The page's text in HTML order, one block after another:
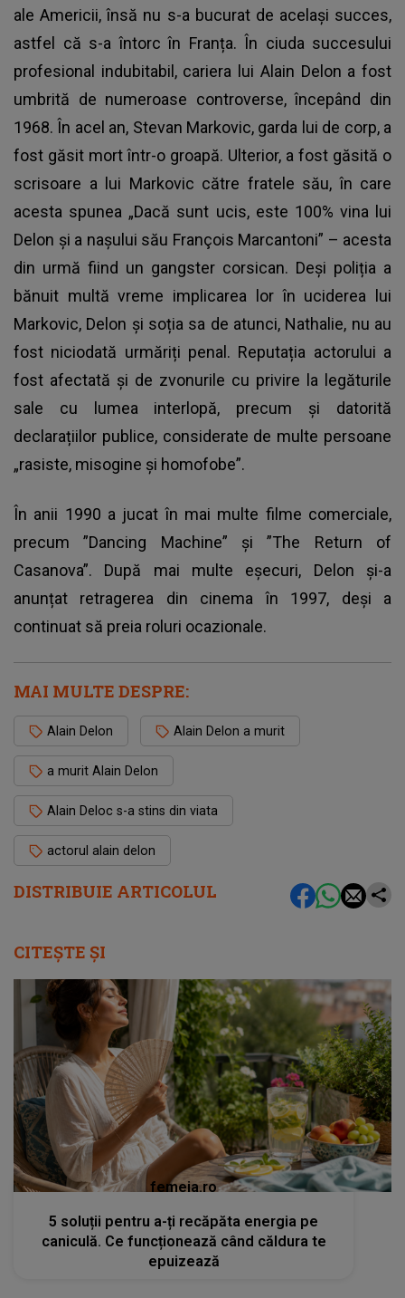
DISTRIBUIE ARTICOLUL
ale Americii, însă nu s-a bucurat de același succes,
astfel că s-a întorc în Franța. În ciuda succesului
profesional indubitabil, cariera lui Alain Delon a fost
umbrită de numeroase controverse, începând din
1968. În acel an, Stevan Markovic, garda lui de corp, a
fost găsit mort într-o groapă. Ulterior, a fost găsită o
scrisoare a lui Markovic către fratele său, în care
acesta spunea „Dacă sunt ucis, este 100% vina lui
Delon și a nașului său François Marcantoni” – acesta
din urmă fiind un gangster corsican. Deși poliția a
bănuit multă vreme implicarea lor în uciderea lui
Markovic, Delon și soția sa de atunci, Nathalie, nu au
fost niciodată urmăriți penal. Reputația actorului a
fost afectată și de zvonurile cu privire la legăturile
sale cu lumea interlopă, precum și datorită
declarațiilor publice, considerate de multe persoane
„rasiste, misogine și homofobe”.
În anii 1990 a jucat în mai multe filme comerciale,
precum ”Dancing Machine” și ”The Return of
Casanova”. După mai multe eșecuri, Delon și-a
anunțat retragerea din cinema în 1997, deși a
continuat să preia roluri ocazionale.
MAI MULTE DESPRE:
Alain Delon Alain Delon a murit
a murit Alain Delon
Alain Deloc s-a stins din viata
actorul alain delon
CITEȘTE ȘI
femeia.ro
5 soluții pentru a-ți recăpăta energia pe
caniculă. Ce funcționează când căldura te
epuizează